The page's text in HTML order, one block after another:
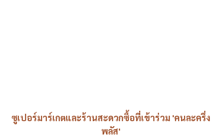
ซูเปอร์มาร์เกตและร้านสะดวกซื้อที่เข้าร่วม 'คนละครึ่ง
พลัส'